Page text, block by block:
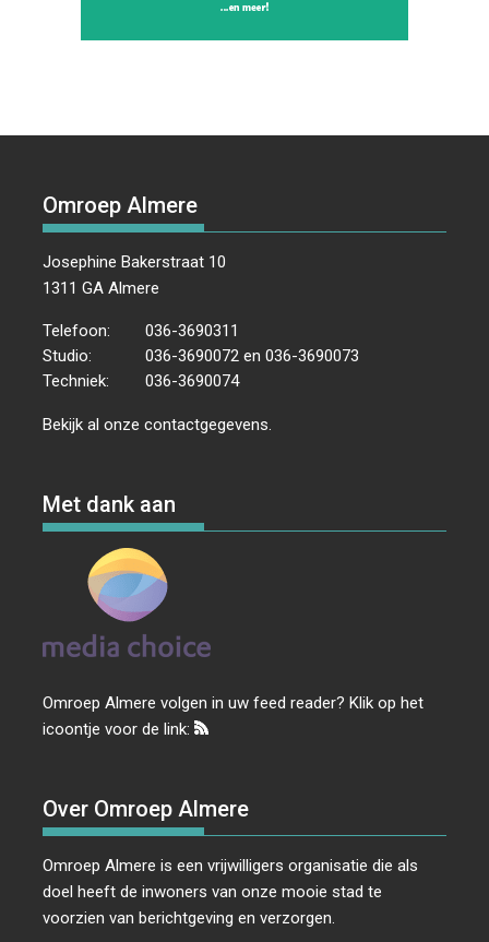
Omroep Almere
Josephine Bakerstraat 10
1311 GA Almere
Telefoon:
036-3690311
Studio:
036-3690072 en 036-3690073
Techniek:
036-3690074
Bekijk al onzecontactgegevens
Met dank aan
Omroep Almere volgen in uw feed reader? Klik op het
icoontje voor de link:
Over Omroep Almere
Omroep Almere is een vrijwilligers organisatie die als
doel heeft de inwoners van onze mooie stad te
voorzien van berichtgeving en verzorgen.